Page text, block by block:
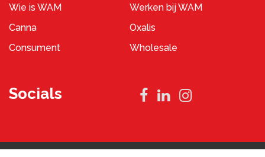
Wie is WAM
Werken bij WAM
Canna
Oxalis
Consument
Wholesale
Socials